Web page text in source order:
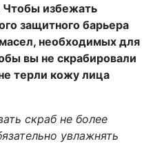
избежать
защитного барьера
необходимых для
вы не скрабировали
терли кожу лица
скраб не более
увлажнять